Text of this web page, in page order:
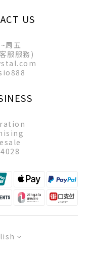
US
周五
服服務)